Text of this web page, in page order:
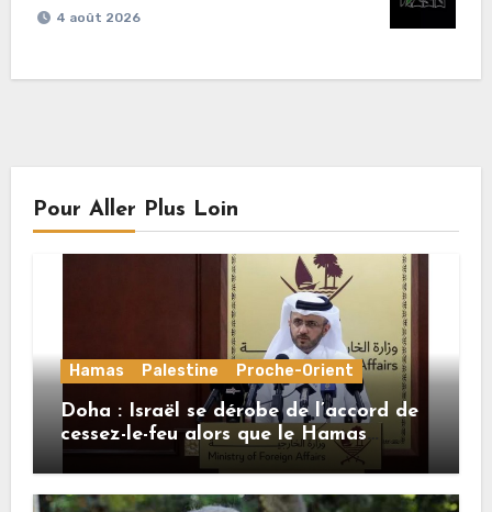
4 août 2026
Pour Aller Plus Loin
Hamas Palestine Proche-Orient
Doha : Israël se dérobe de l’accord de
cessez-le-feu alors que le Hamas
honore ses engagements